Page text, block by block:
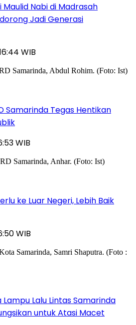
Nabi di Madrasah
Jadi Generasi
WIB
Samarinda Tegas Hentikan
WIB
ke Luar Negeri, Lebih Baik
WIB
Lalu Lintas Samarinda
untuk Atasi Macet